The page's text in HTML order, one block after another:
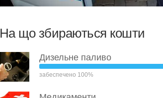
На що збираються кошти
Дизельне паливо
забеспечено 100%